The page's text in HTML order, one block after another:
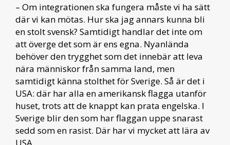
– Om integrationen ska fungera måste vi ha sätt
där vi kan mötas. Hur ska jag annars kunna bli
en stolt svensk? Samtidigt handlar det inte om
att överge det som är ens egna. Nyanlända
behöver den trygghet som det innebär att leva
nära människor från samma land, men
samtidigt känna stolthet för Sverige. Så är det i
USA: där har alla en amerikansk flagga utanför
huset, trots att de knappt kan prata engelska. I
Sverige blir den som har flaggan uppe snarast
sedd som en rasist. Där har vi mycket att lära av
USA.